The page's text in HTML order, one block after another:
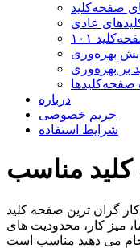
صفحه‌کلید
عادی
۱۰۱
بهره‌وری
بر بهره‌وری
صفحه‌کلیدها
درباره
حریم خصوصی
شرایط استفاده
مناسب
گران ترین صفحه کلید
میز کار، محدودیت های